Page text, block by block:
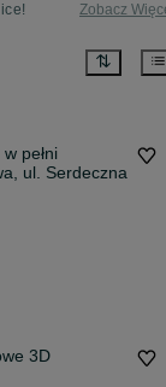
Zobacz
pełni
ul. Serdeczna
3D